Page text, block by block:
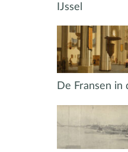
IJssel
De Fransen